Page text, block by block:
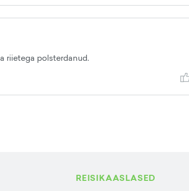
riietega polsterdanud.
REISIKAASLASED